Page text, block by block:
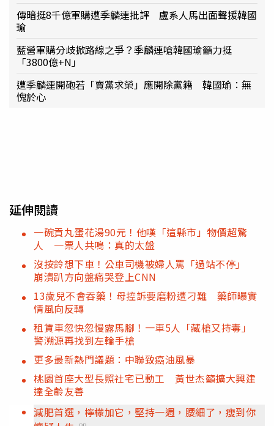
傳暗挺8千億軍購遭季麟連批評 盧系人馬出面聲援韓國
瑜
藍營軍購分歧掀路線之爭？季麟連嗆韓國瑜籲力挺
「3800億+N」
遭季麟連開砲若「賣黨求榮」應開除黨籍 韓國瑜：無
愧於心
延伸閱讀
一碗貢丸蛋花湯90元！他嘆「這縣市」物價超驚
人 一票人共鳴：真的太盤
沒按鈴想下車！公車司機被婦人罵「過站不停」
崩潰趴方向盤痛哭登上CNN
13歲兒不會吞藥！母控訴要磨粉遭刁難 藥師曝實
情風向反轉
租賃車忽快忽慢露馬腳！一車5人「藏槍又持毒」
警溯源再找到左輪手槍
更多最新熱門議題：中聯致癌油風暴
桃園首座大型長照社宅已動工 黃世杰籲擴大興建
達全齡友善
減肥首選，檸檬加它，堅持一週，腰細了，瘦到你